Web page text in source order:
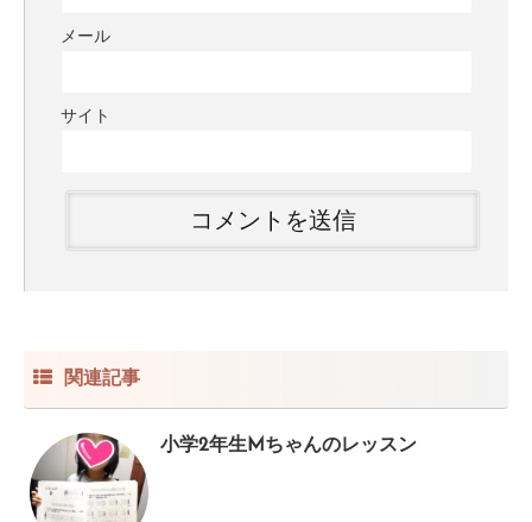
メール
サイト
関連記事
小学2年生Mちゃんのレッスン